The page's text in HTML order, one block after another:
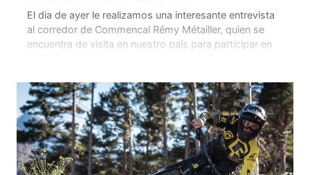
El dia de ayer le realizamos una interesante entrevista
al corredor de Commencal Rémy Métailler, quien se
encuentra de visita en nuestro país para participar en
competir en el famoso Open Shimano en Argentina.
Rémy esta aprovechando de […]